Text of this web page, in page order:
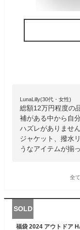
LunaLilly(30代・女性)
総額12万円程度の
補がある中から自
ハズレがありませ
ジャケット、撥水
うなアイテムが揃
全
SOLD